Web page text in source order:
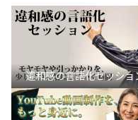
違和感の言語化セッショ